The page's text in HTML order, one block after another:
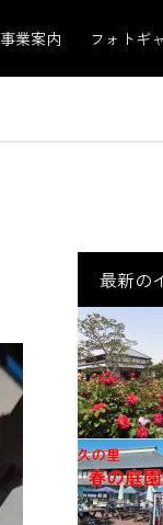
事業案内 フォトギ
最新の